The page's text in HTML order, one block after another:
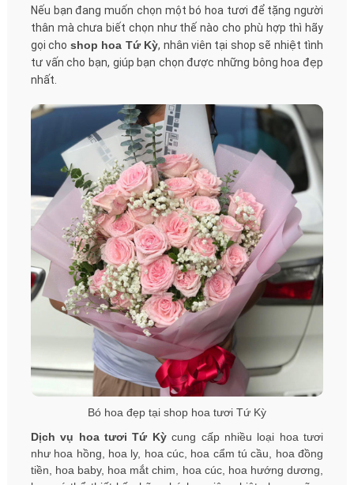
Nếu bạn đang muốn chọn một bó hoa tươi để tặng người
thân mà chưa biết chọn như thế nào cho phù hợp thì hãy
gọi cho shop hoa Tứ Kỳ, nhân viên tại shop sẽ nhiệt tình
tư vấn cho bạn, giúp bạn chọn được những bông hoa đẹp
nhất.
Bó hoa đẹp tại shop hoa tươi Tứ Kỳ
Dịch vụ hoa tươi Tứ Kỳcung cấp nhiều loại hoa tươi
như hoa hồng, hoa ly, hoa cúc, hoa cẩm tú cầu, hoa đồng
tiền, hoa baby, hoa mắt chim, hoa cúc, hoa hướng dương,